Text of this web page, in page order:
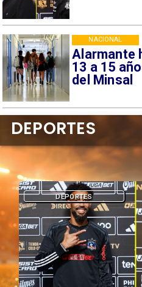
Alarmante
13 a 15
del Minsal
NACIONAL
DEPORTES
DEPORTES